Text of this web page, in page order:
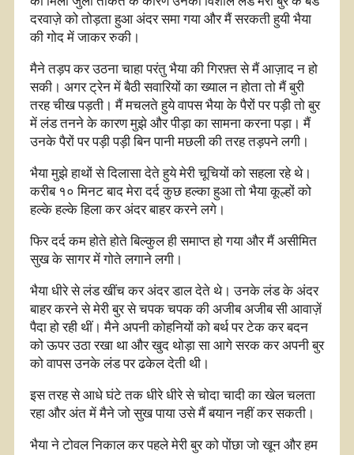
दरवाज़े को तोड़ता हुआ अंदर समा गया और मैं सरकती हुयी भैया
की गोद में जाकर रुकी।
मैने तड़प कर उठना चाहा परंतु भैया की गिरफ़्त से मैं आज़ाद न हो
सकी। अगर ट्रेन में बैठी सवारियों का ख्याल न होता तो मैं बुरी
तरह चीख पड़ती। मैं मचलते हुये वापस भैया के पैरों पर पड़ी तो बुर
में लंड तनने के कारण मुझे और पीड़ा का सामना करना पड़ा। मैं
उनके पैरों पर पड़ी पड़ी बिन पानी मछली की तरह तड़पने लगी।
भैया मुझे हाथों से दिलासा देते हुये मेरी चूचियों को सहला रहे थे।
करीब १० मिनट बाद मेरा दर्द कुछ हल्का हुआ तो भैया कूल्हों को
हल्के हल्के हिला कर अंदर बाहर करने लगे।
फिर दर्द कम होते होते बिल्कुल ही समाप्त हो गया और मैं असीमित
सुख के सागर में गोते लगाने लगी।
भैया धीरे से लंड खींच कर अंदर डाल देते थे। उनके लंड के अंदर
बाहर करने से मेरी बुर से चपक चपक की अजीब अजीब सी आवाज़ें
पैदा हो रही थीं। मैने अपनी कोहनियों को बर्थ पर टेक कर बदन
को ऊपर उठा रखा था और खुद थोड़ा सा आगे सरक कर अपनी बुर
को वापस उनके लंड पर ढकेल देती थी।
इस तरह से आधे घंटे तक धीरे धीरे से चोदा चादी का खेल चलता
रहा और अंत में मैने जो सुख पाया उसे मैं बयान नहीं कर सकती।
भैया ने टोवल निकाल कर पहले मेरी बुर को पोंछा जो खून और हम